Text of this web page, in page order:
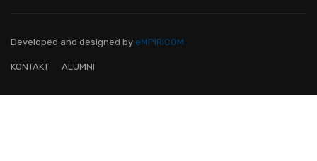
Developed and designed by eMPIRICOM.
KONTAKT ALUMNI